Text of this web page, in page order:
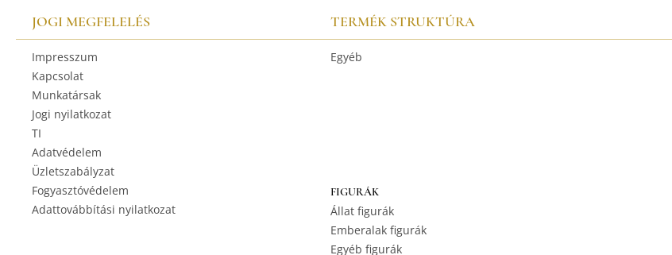
JOGI MEGFELELÉS
Impresszum
Kapcsolat
Munkatársak
Jogi nyilatkozat
TI
Adatvédelem
Üzletszabályzat
Fogyasztóvédelem
Adattovábbítási nyilatkozat
TERMÉK STRUKTÚRA
Egyéb
FIGURÁK
Állat figurák
Emberalak figurák
Egyéb figurák